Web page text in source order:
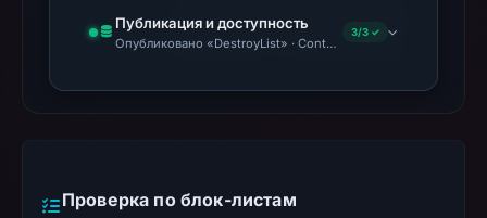
Публикация и доступность
Опубликовано «DestroyList» · Content Observed Unavailable
3/3 ✓
Проверка по блок-листам